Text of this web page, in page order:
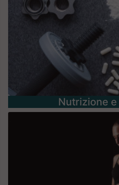
Nutrizione